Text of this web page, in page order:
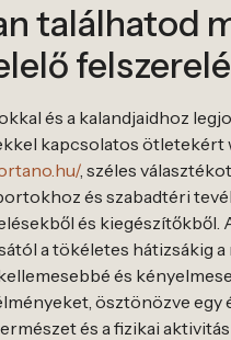
találhatod
és a kalandjaidhoz
kapcsolatos ötletekért
, széles
és szabadtéri
és kiegészítőkből.
a tökéletes hátizsákig a
és
ösztönözve egy
és a fizikai